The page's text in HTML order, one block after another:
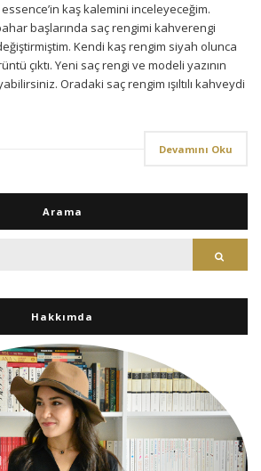
kaş kalemini inceleyeceğim.
başlarında saç rengimi kahverengi
Kendi kaş rengim siyah olunca
çıktı. Yeni saç rengi ve modeli yazının
Oradaki saç rengim ışıltılı kahveydi
Devamını Oku
Arama
Hakkımda